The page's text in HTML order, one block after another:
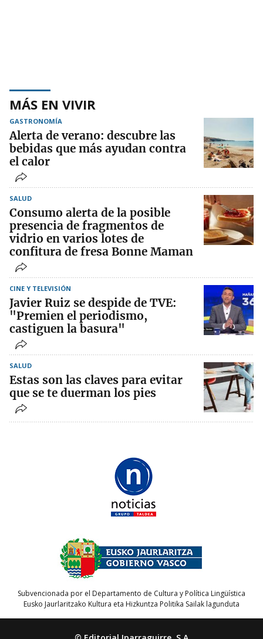
MÁS EN VIVIR
GASTRONOMÍA
Alerta de verano: descubre las
bebidas que más ayudan contra
el calor
SALUD
Consumo alerta de la posible
presencia de fragmentos de
vidrio en varios lotes de
confitura de fresa Bonne Maman
CINE Y TELEVISIÓN
Javier Ruiz se despide de TVE:
"Premien el periodismo,
castiguen la basura"
SALUD
Estas son las claves para evitar
que se te duerman los pies
Subvencionada por el Departamento de Cultura y Política Lingüística
Eusko Jaurlaritzako Kultura eta Hizkuntza Politika Sailak lagunduta